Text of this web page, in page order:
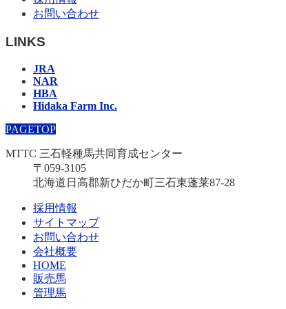
お問い合わせ
LINKS
JRA
NAR
HBA
Hidaka Farm Inc.
PAGETOP
MTTC 三石軽種馬共同育成センター
〒059-3105
北海道日高郡新ひだか町三石東蓬莱87-28
採用情報
サイトマップ
お問い合わせ
会社概要
HOME
販売馬
管理馬